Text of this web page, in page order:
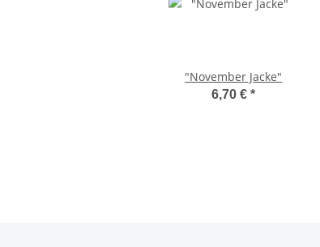
"November Jacke"
6,70 € *